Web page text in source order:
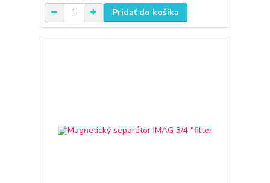
Pridať do košíka